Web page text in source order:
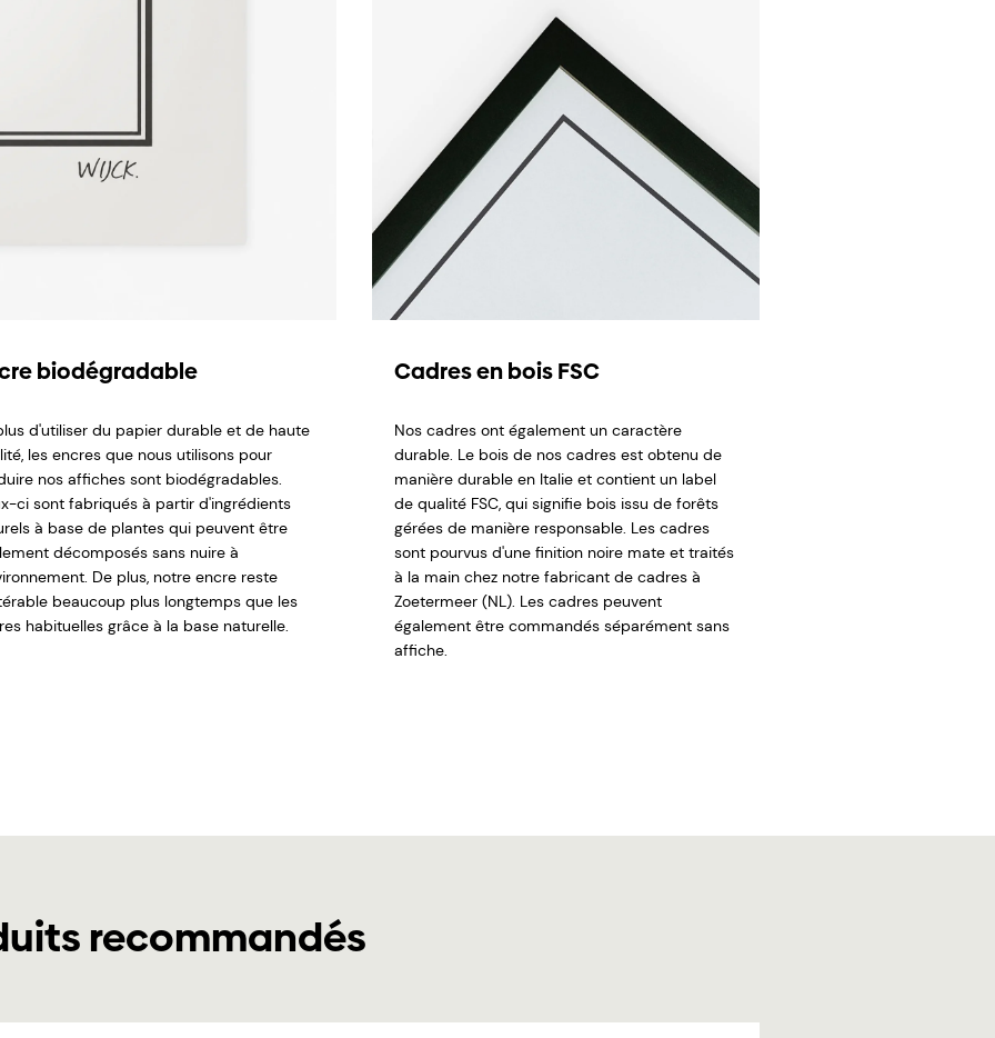
biodégradable
d'utiliser du papier durable et de haute
les encres que nous utilisons pour
nos affiches sont biodégradables.
ci sont fabriqués à partir d'ingrédients
à base de plantes qui peuvent être
décomposés sans nuire à
De plus, notre encre reste
beaucoup plus longtemps que les
habituelles grâce à la base naturelle.
Cadres en bois FSC
Nos cadres ont également un caractère
durable. Le bois de nos cadres est obtenu de
manière durable en Italie et contient un label
de qualité FSC, qui signifie bois issu de forêts
gérées de manière responsable. Les cadres
sont pourvus d'une finition noire mate et traités
à la main chez notre fabricant de cadres à
Zoetermeer (NL). Les cadres peuvent
également être commandés séparément sans
affiche.
recommandés